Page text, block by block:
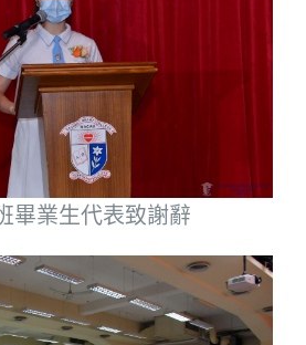
畢業生代表致謝辭